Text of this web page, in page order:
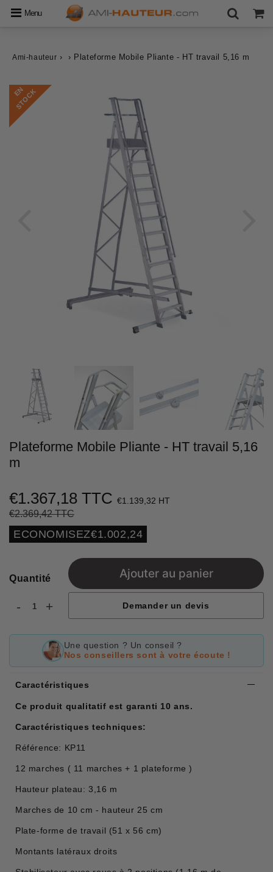
Menu
Ami-hauteur › › Plateforme Mobile Pliante - HT travail 5,16 m
E
N
S
T
O
C
K
Plateforme Mobile Pliante - HT travail 5,16
m
€1.367,18 TTC €1.139,32 HT
€2.369,42 TTC
régulier
réduit
Unit
price
ECONOMISEZ€1.002,24
Quantité
- +
Ajouter au panier
Demander un devis
Une question ? Un conseil ?
Nos conseillers sont à votre écoute !
Caractéristiques
Ce produit qualitatif est garanti 10 ans.
Caractéristiques techniques:
Référence: KP11
12 marches ( 11 marches + 1 plateforme )
Hauteur plateau: 3,16 m
Marches de 10 cm - hauteur 25 cm
Plate-forme de travail (51 x 56 cm)
Montants latéraux droits